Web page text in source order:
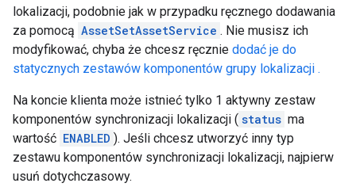
lokalizacji, podobnie jak w przypadku ręcznego dodawania
za pomocą AssetSetAssetService . Nie musisz ich
modyfikować, chyba że chcesz ręcznie dodać je do
statycznych zestawów komponentów grupy lokalizacji .
Na koncie klienta może istnieć tylko 1 aktywny zestaw
komponentów synchronizacji lokalizacji ( status ma
wartość ENABLED ). Jeśli chcesz utworzyć inny typ
zestawu komponentów synchronizacji lokalizacji, najpierw
usuń dotychczasowy.